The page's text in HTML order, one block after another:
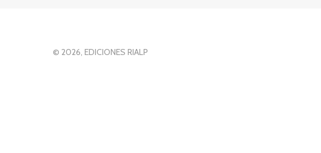
© 2026, EDICIONES RIALP